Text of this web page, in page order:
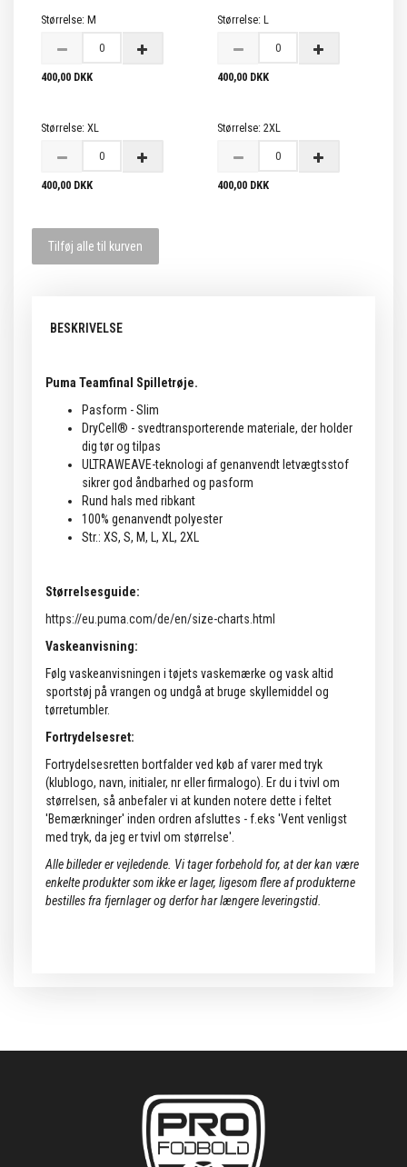
Størrelse: M
400,00 DKK
Størrelse: L
400,00 DKK
Størrelse: XL
400,00 DKK
Størrelse: 2XL
400,00 DKK
Tilføj alle til kurven
BESKRIVELSE
Puma Teamfinal Spilletrøje.
Pasform - Slim
DryCell® - svedtransporterende materiale, der holder
dig tør og tilpas
ULTRAWEAVE-teknologi af genanvendt letvægtsstof
sikrer god åndbarhed og pasform
Rund hals med ribkant
100% genanvendt polyester
Str.: XS, S, M, L, XL, 2XL
Størrelsesguide:
https://eu.puma.com/de/en/size-charts.html
Vaskeanvisning:
Følg vaskeanvisningen i tøjets vaskemærke og vask altid
sportstøj på vrangen og undgå at bruge skyllemiddel og
tørretumbler.
Fortrydelsesret:
Fortrydelsesretten bortfalder ved køb af varer med tryk
(klublogo, navn, initialer, nr eller firmalogo). Er du i tvivl om
størrelsen, så anbefaler vi at kunden notere dette i feltet
'Bemærkninger' inden ordren afsluttes - f.eks 'Vent venligst
med tryk, da jeg er tvivl om størrelse'.
Alle billeder er vejledende. Vi tager forbehold for, at der kan være
enkelte produkter som ikke er lager, ligesom flere af produkterne
bestilles fra fjernlager og derfor har længere leveringstid.